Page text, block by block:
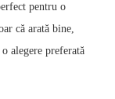
pentru o
că arată bine,
alegere preferată